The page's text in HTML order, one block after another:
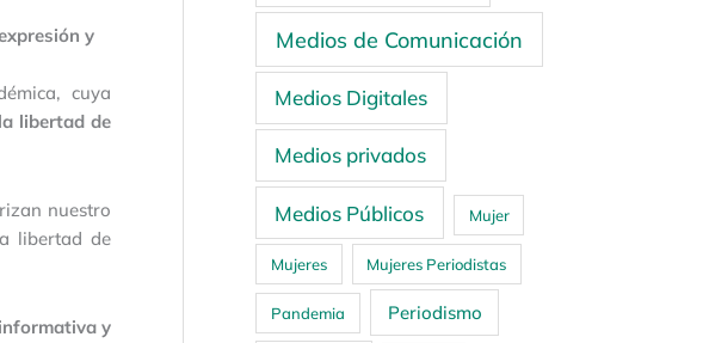
y
cuya
libertad de
nuestro
libertad de
y
Medios de Comunicación
Medios Digitales
Medios privados
Medios Públicos Mujer
Mujeres Mujeres Periodistas
Pandemia Periodismo